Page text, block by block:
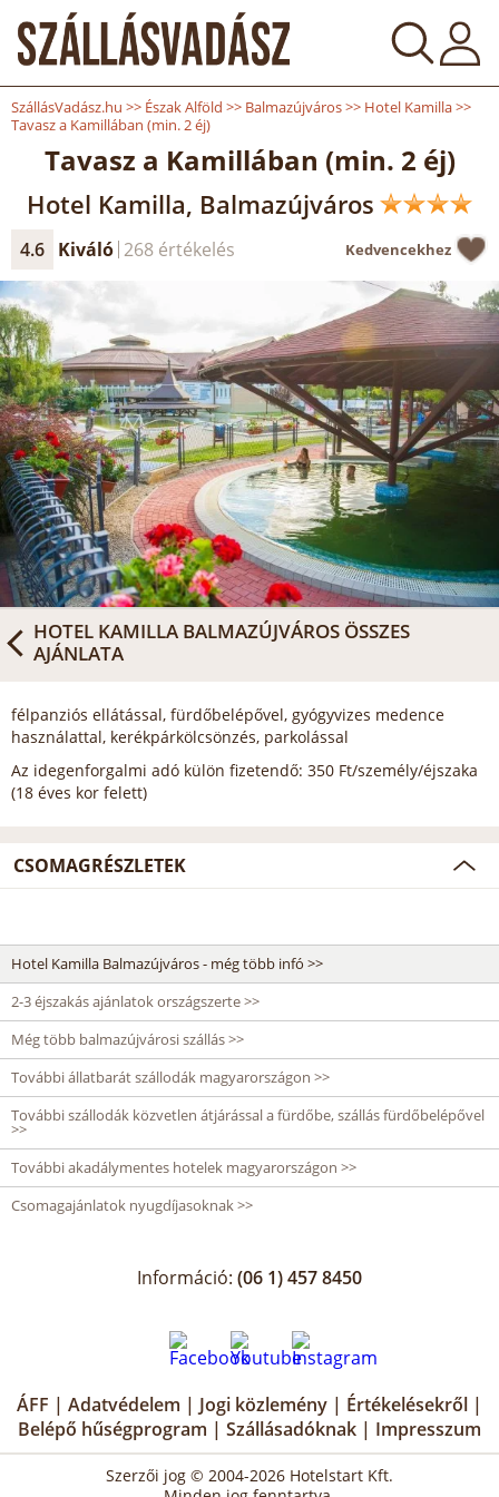
SzállásVadász.hu >> Észak Alföld >> Balmazújváros>> Hotel Kamilla>>
Tavasz a Kamillában (min. 2 éj)
Tavasz a Kamillában (min. 2 éj)
Hotel Kamilla, Balmazújváros
4.6 Kiváló 268 értékelés Kedvencekhez
HOTEL KAMILLA BALMAZÚJVÁROS ÖSSZES
AJÁNLATA
félpanziós ellátással, fürdőbelépővel, gyógyvizes medence
használattal, kerékpárkölcsönzés, parkolással
Az idegenforgalmi adó külön fizetendő: 350 Ft/személy/éjszaka
(18 éves kor felett)
CSOMAGRÉSZLETEK
Hotel Kamilla Balmazújváros - még több infó >>
2-3 éjszakás ajánlatok országszerte >>
Még több balmazújvárosi szállás >>
További állatbarát szállodák magyarországon >>
További szállodák közvetlen átjárással a fürdőbe, szállás fürdőbelépővel
>>
További akadálymentes hotelek magyarországon >>
Csomagajánlatok nyugdíjasoknak >>
Információ: (06 1) 457 8450
ÁFF | Adatvédelem | Jogi közlemény | Értékelésekről |
Belépő hűségprogram | Szállásadóknak | Impresszum
Szerzői jog © 2004-2026 Hotelstart Kft.